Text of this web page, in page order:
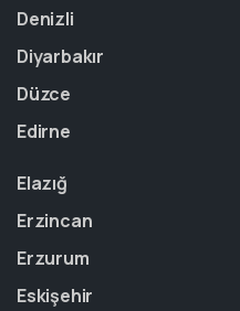
Denizli
Diyarbakır
Düzce
Edirne
Elazığ
Erzincan
Erzurum
Eskişehir